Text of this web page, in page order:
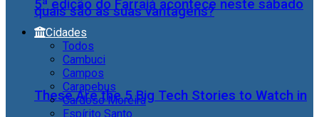
quais são as suas vantagens?
These Are the 5 Big Tech Stories to Watch in
5ª edição do Farraiá acontece neste sábado
Cidades
Todos
Cambuci
Campos
Carapebus
Cardoso Moreira
Espírito Santo